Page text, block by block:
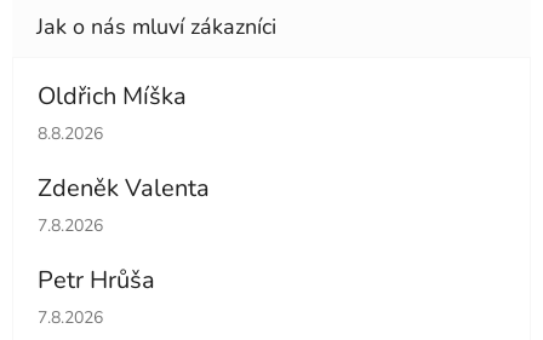
Oldřich Míška
Hodnocení obchodu je 5 z 5 hvězdiček.
8.8.2026
Zdeněk Valenta
Hodnocení obchodu je 5 z 5 hvězdiček.
7.8.2026
Petr Hrůša
Hodnocení obchodu je 5 z 5 hvězdiček.
7.8.2026